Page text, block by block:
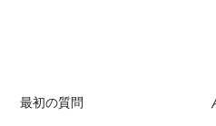
最初の質問